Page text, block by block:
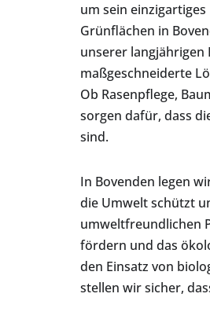
um sein
Grünflächen in
unserer
maßgeschneiderte
Ob Rasenpflege,
sorgen dafür, dass
sind.
In Bovenden legen
die Umwelt schützt
umweltfreundlichen
fördern und das
den Einsatz von
stellen wir sicher,